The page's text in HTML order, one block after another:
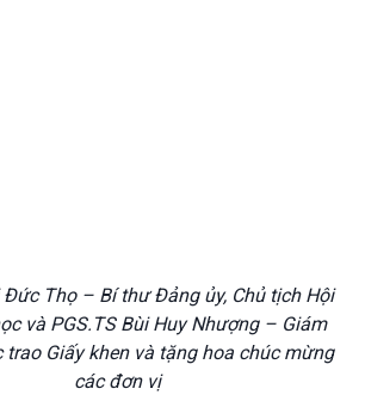
Đức Thọ – Bí thư Đảng ủy, Chủ tịch Hội
và PGS.TS Bùi Huy Nhượng – Giám
Giấy khen và tặng hoa chúc mừng
các đơn vị